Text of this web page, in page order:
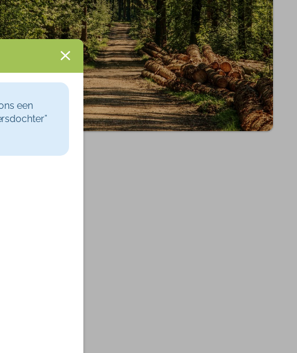
Trainingen
Blog
Inloggen
een